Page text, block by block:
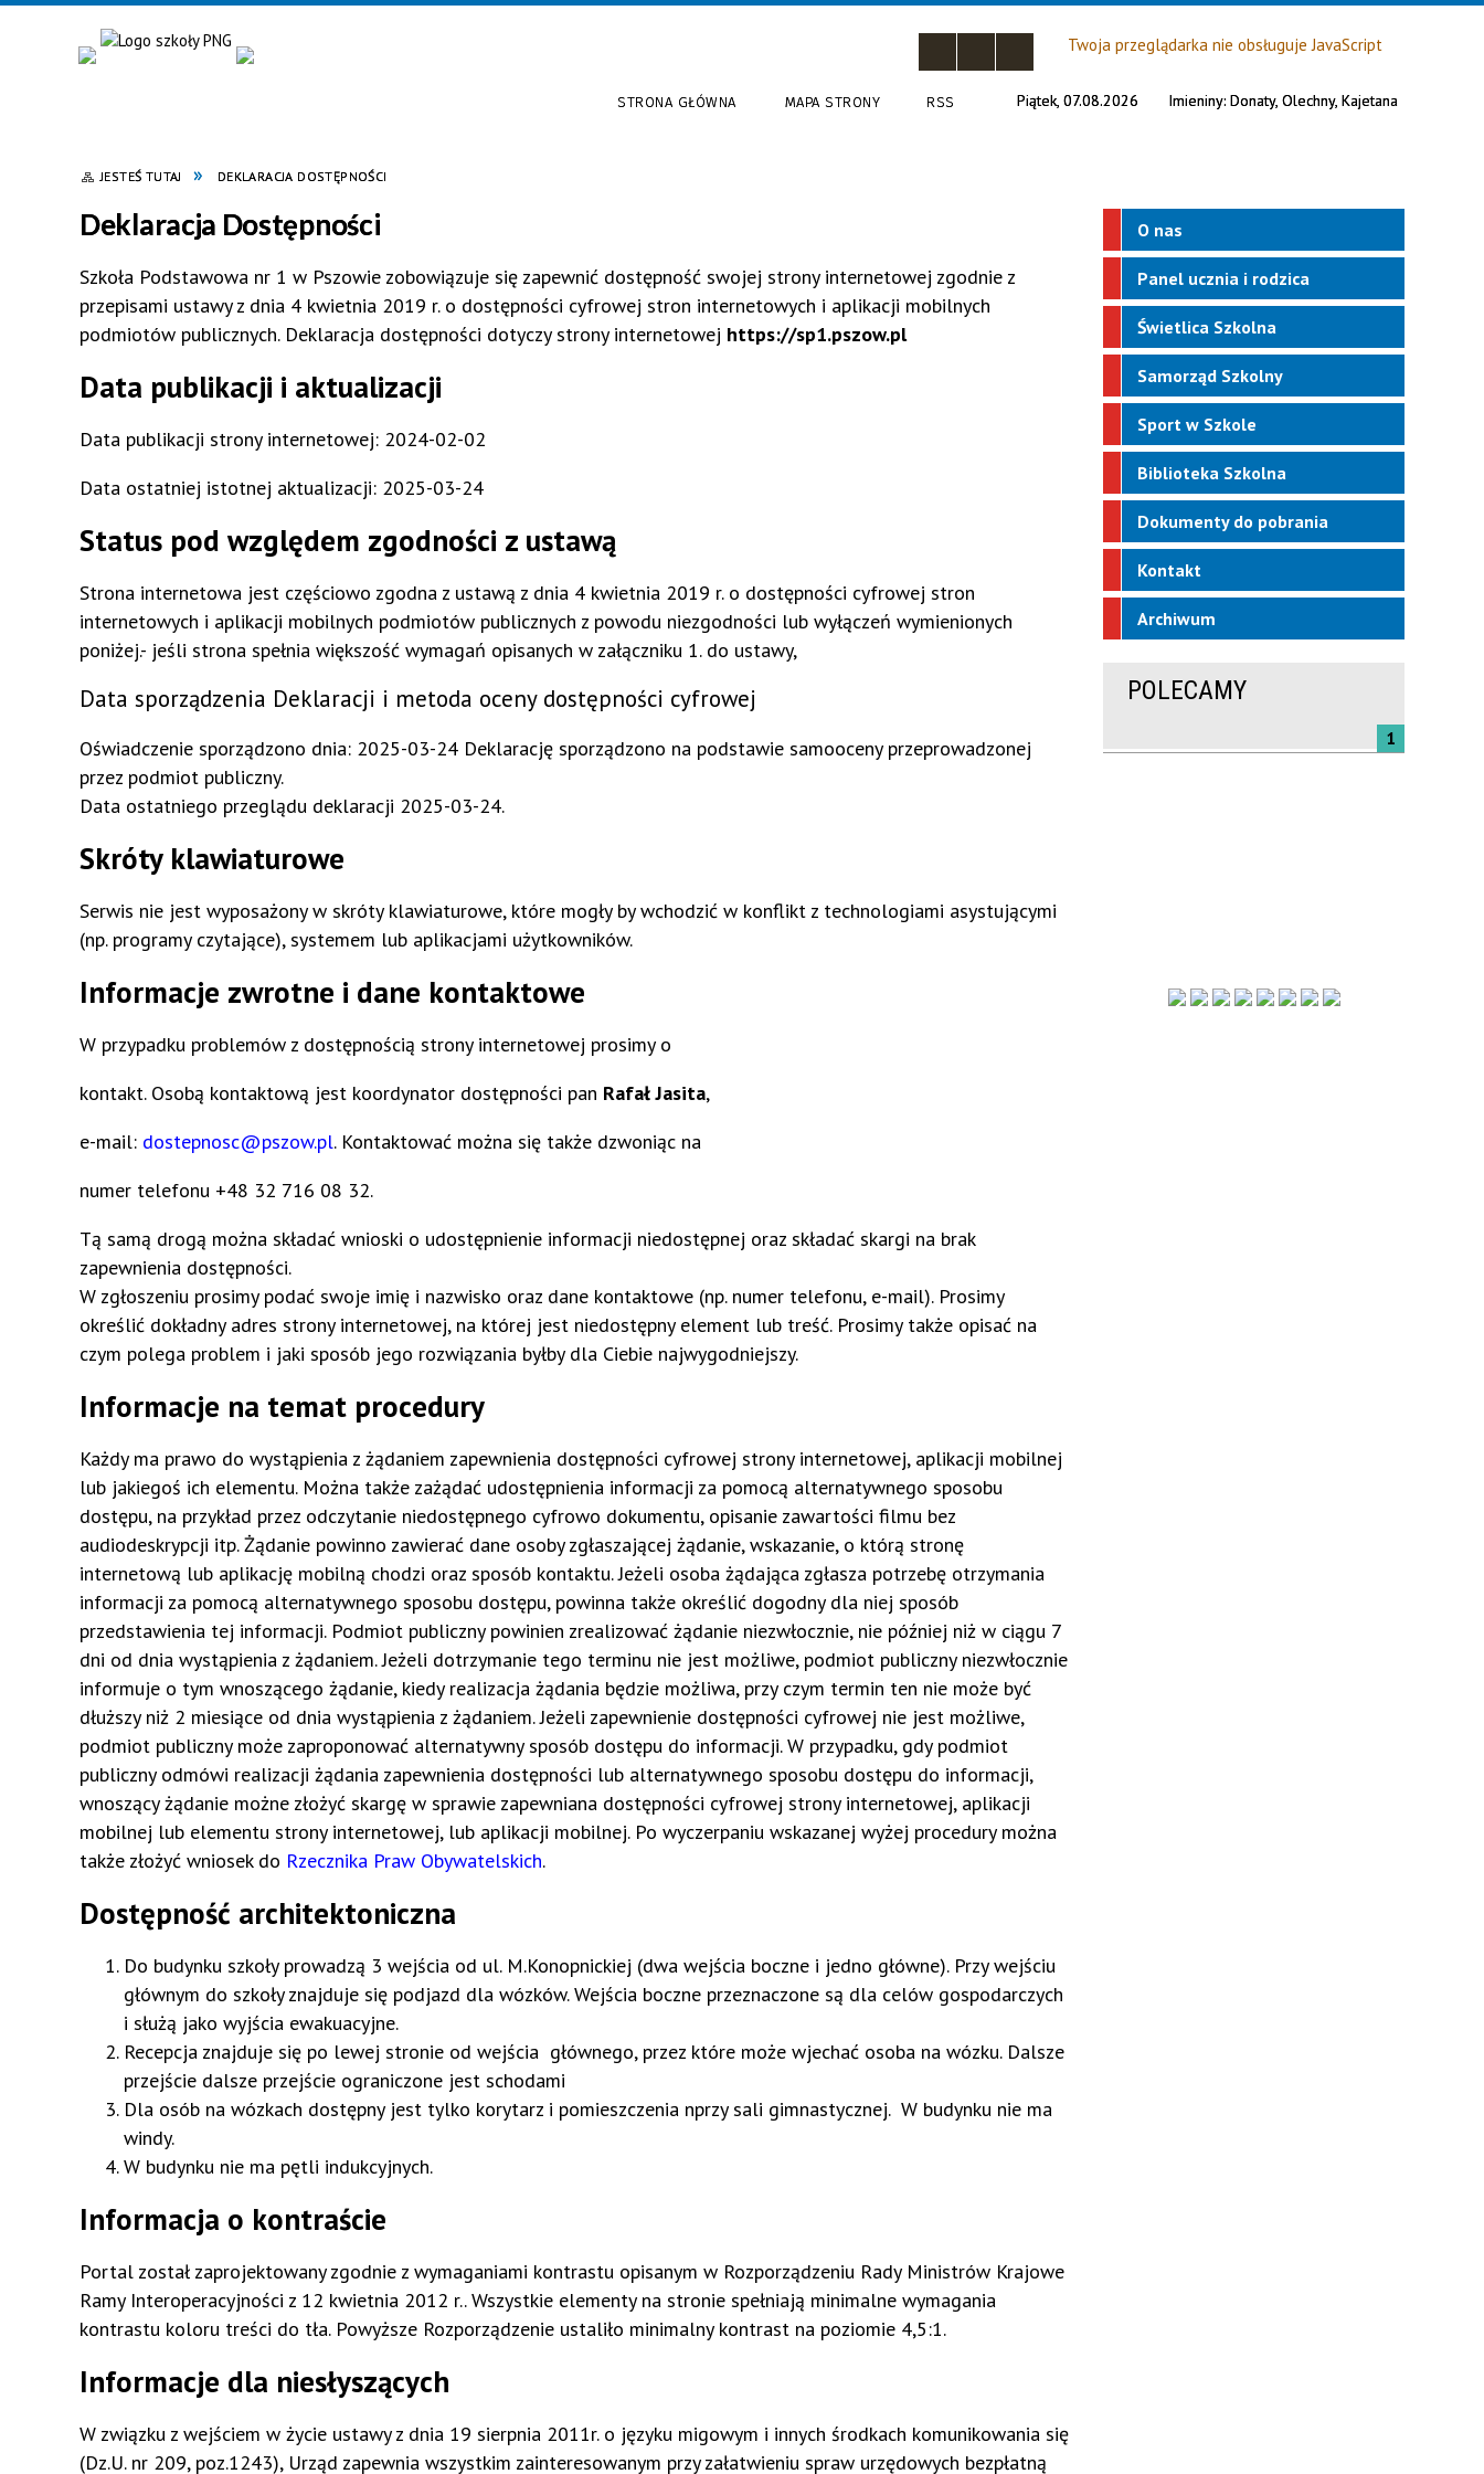
Twoja przeglądarka nie obsługuje JavaScript
STRONA GŁÓWNA MAPA STRONY RSS Piątek, 07.08.2026 Imieniny: Donaty, Olechny, Kajetana
JESTEŚ TUTAJ DEKLARACJA DOSTĘPNOŚCI
Deklaracja Dostępności
Szkoła Podstawowa nr 1 w Pszowie zobowiązuje się zapewnić dostępność swojej strony internetowej zgodnie z
przepisami ustawy z dnia 4 kwietnia 2019 r. o dostępności cyfrowej stron internetowych i aplikacji mobilnych
podmiotów publicznych. Deklaracja dostępności dotyczy strony internetowej https://sp1.pszow.pl
Data publikacji i aktualizacji
Data publikacji strony internetowej: 2024-02-02
Data ostatniej istotnej aktualizacji: 2025-03-24
Status pod względem zgodności z ustawą
Strona internetowa jest częściowo zgodna z ustawą z dnia 4 kwietnia 2019 r. o dostępności cyfrowej stron
internetowych i aplikacji mobilnych podmiotów publicznych z powodu niezgodności lub wyłączeń wymienionych
poniżej.- jeśli strona spełnia większość wymagań opisanych w załączniku 1. do ustawy,
Data sporządzenia Deklaracji i metoda oceny dostępności cyfrowej
Oświadczenie sporządzono dnia: 2025-03-24 Deklarację sporządzono na podstawie samooceny przeprowadzonej
przez podmiot publiczny.
Data ostatniego przeglądu deklaracji 2025-03-24.
Skróty klawiaturowe
Serwis nie jest wyposażony w skróty klawiaturowe, które mogły by wchodzić w konflikt z technologiami asystującymi
(np. programy czytające), systemem lub aplikacjami użytkowników.
Informacje zwrotne i dane kontaktowe
W przypadku problemów z dostępnością strony internetowej prosimy o
kontakt. Osobą kontaktową jest koordynator dostępności pan Rafał Jasita,
e-mail: dostepnosc@pszow.pl. Kontaktować można się także dzwoniąc na
numer telefonu +48 32 716 08 32.
Tą samą drogą można składać wnioski o udostępnienie informacji niedostępnej oraz składać skargi na brak
zapewnienia dostępności.
W zgłoszeniu prosimy podać swoje imię i nazwisko oraz dane kontaktowe (np. numer telefonu, e-mail). Prosimy
określić dokładny adres strony internetowej, na której jest niedostępny element lub treść. Prosimy także opisać na
czym polega problem i jaki sposób jego rozwiązania byłby dla Ciebie najwygodniejszy.
Informacje na temat procedury
Każdy ma prawo do wystąpienia z żądaniem zapewnienia dostępności cyfrowej strony internetowej, aplikacji mobilnej
lub jakiegoś ich elementu. Można także zażądać udostępnienia informacji za pomocą alternatywnego sposobu
dostępu, na przykład przez odczytanie niedostępnego cyfrowo dokumentu, opisanie zawartości filmu bez
audiodeskrypcji itp. Żądanie powinno zawierać dane osoby zgłaszającej żądanie, wskazanie, o którą stronę
internetową lub aplikację mobilną chodzi oraz sposób kontaktu. Jeżeli osoba żądająca zgłasza potrzebę otrzymania
informacji za pomocą alternatywnego sposobu dostępu, powinna także określić dogodny dla niej sposób
przedstawienia tej informacji. Podmiot publiczny powinien zrealizować żądanie niezwłocznie, nie później niż w ciągu 7
dni od dnia wystąpienia z żądaniem. Jeżeli dotrzymanie tego terminu nie jest możliwe, podmiot publiczny niezwłocznie
informuje o tym wnoszącego żądanie, kiedy realizacja żądania będzie możliwa, przy czym termin ten nie może być
dłuższy niż 2 miesiące od dnia wystąpienia z żądaniem. Jeżeli zapewnienie dostępności cyfrowej nie jest możliwe,
podmiot publiczny może zaproponować alternatywny sposób dostępu do informacji. W przypadku, gdy podmiot
publiczny odmówi realizacji żądania zapewnienia dostępności lub alternatywnego sposobu dostępu do informacji,
wnoszący żądanie możne złożyć skargę w sprawie zapewniana dostępności cyfrowej strony internetowej, aplikacji
mobilnej lub elementu strony internetowej, lub aplikacji mobilnej. Po wyczerpaniu wskazanej wyżej procedury można
także złożyć wniosek do Rzecznika Praw Obywatelskich.
Dostępność architektoniczna
Do budynku szkoły prowadzą 3 wejścia od ul. M.Konopnickiej (dwa wejścia boczne i jedno główne). Przy wejściu
głównym do szkoły znajduje się podjazd dla wózków. Wejścia boczne przeznaczone są dla celów gospodarczych
i służą jako wyjścia ewakuacyjne.
Recepcja znajduje się po lewej stronie od wejścia głównego, przez które może wjechać osoba na wózku. Dalsze
przejście dalsze przejście ograniczone jest schodami
Dla osób na wózkach dostępny jest tylko korytarz i pomieszczenia nprzy sali gimnastycznej. W budynku nie ma
windy.
W budynku nie ma pętli indukcyjnych.
Informacja o kontraście
Portal został zaprojektowany zgodnie z wymaganiami kontrastu opisanym w Rozporządzeniu Rady Ministrów Krajowe
Ramy Interoperacyjności z 12 kwietnia 2012 r.. Wszystkie elementy na stronie spełniają minimalne wymagania
kontrastu koloru treści do tła. Powyższe Rozporządzenie ustaliło minimalny kontrast na poziomie 4,5:1.
Informacje dla niesłyszących
W związku z wejściem w życie ustawy z dnia 19 sierpnia 2011r. o języku migowym i innych środkach komunikowania się
(Dz.U. nr 209, poz.1243), Urząd zapewnia wszystkim zainteresowanym przy załatwieniu spraw urzędowych bezpłatną
O nas
Panel ucznia i rodzica
Świetlica Szkolna
Samorząd Szkolny
Sport w Szkole
Biblioteka Szkolna
Dokumenty do pobrania
Kontakt
Archiwum
POLECAMY
1